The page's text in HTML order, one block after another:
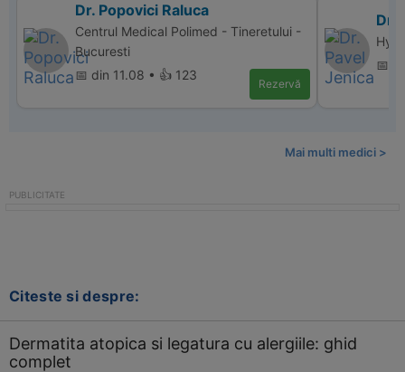
Dr. Popovici Raluca
Centrul Medical Polimed - Tineretului -
Bucuresti
📅 din 11.08 • 👍 123
Rezervă
Dr.
📅
Mai multi medici >
Citeste si despre:
Dermatita atopica si legatura cu alergiile: ghid
complet